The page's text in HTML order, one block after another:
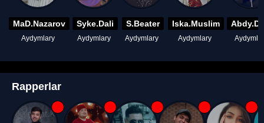
MaD.Nazarov
Aydymlary
Syke.Dali
Aydymlary
S.Beater
Aydymlary
Iska.Muslim
Aydymlary
Rapperlar